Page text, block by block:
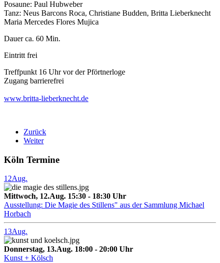
Posaune: Paul Hubweber
Tanz: Neus Barcons Roca, Christiane Budden, Britta Lieberknecht
Maria Mercedes Flores Mujica
Dauer ca. 60 Min.
Eintritt frei
Treffpunkt 16 Uhr vor der Pförtnerloge
Zugang barrierefrei
www.britta-lieberknecht.de
Zurück
Weiter
Köln Termine
12Aug.
Mittwoch, 12.Aug. 15:30 - 18:30 Uhr
Ausstellung: Die Magie des Stillens" aus der Sammlung Michael
Horbach
13Aug.
Donnerstag, 13.Aug. 18:00 - 20:00 Uhr
Kunst + Kölsch